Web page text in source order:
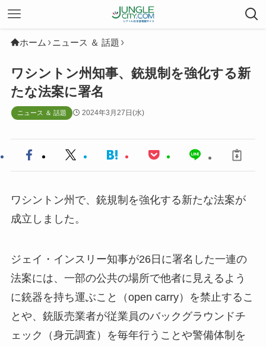
ホーム ニュース ＆ 話題
ワシントン州知事、銃規制を強化する新
たな法案に署名
ニュース ＆ 話題 2024年3月27日(水)
ワシントン州で、銃規制を強化する新たな法案が
成立しました。
ジェイ・インスリー知事が26日に署名した一連の
法案には、一部の公共の場所で他者に見えるよう
に銃器を持ち運ぶこと（open carry）を禁止するこ
とや、銃販売業者が従業員のバックグラウンドチ
ェック（身元調査）を毎年行うことや警備体制を